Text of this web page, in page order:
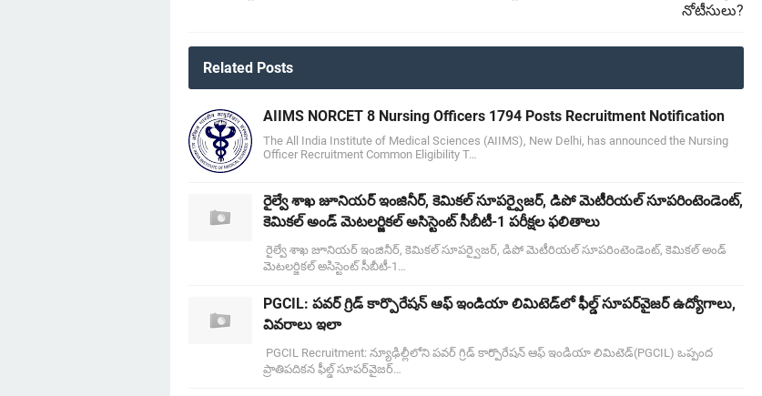
నోటీసులు?
Related Posts
AIIMS NORCET 8 Nursing Officers 1794 Posts Recruitment Notification
The All India Institute of Medical Sciences (AIIMS), New Delhi, has announced the Nursing
Officer Recruitment Common Eligibility T…
రైల్వే శాఖ జూనియర్ ఇంజినీర్, కెమికల్ సూపర్వైజర్, డిపో మెటీరియల్ సూపరింటెండెంట్,
కెమికల్ అండ్ మెటలర్జికల్ అసిస్టెంట్ సీబీటీ-1 పరీక్షల ఫలితాలు
రైల్వే శాఖ జూనియర్ ఇంజినీర్, కెమికల్ సూపర్వైజర్, డిపో మెటీరియల్ సూపరింటెండెంట్, కెమికల్ అండ్
మెటలర్జికల్ అసిస్టెంట్ సీబీటీ-1…
PGCIL: పవర్ గ్రిడ్ కార్పొరేషన్ ఆఫ్ ఇండియా లిమిటెడ్‌లో ఫీల్డ్‌ సూపర్‌వైజర్‌ ఉద్యోగాలు,
వివరాలు ఇలా
PGCIL Recruitment: న్యూఢిల్లీలోని పవర్ గ్రిడ్ కార్పొరేషన్ ఆఫ్ ఇండియా లిమిటెడ్(PGCIL) ఒప్పంద
ప్రాతిపదికన ఫీల్డ్‌ సూపర్‌వైజర్‌…